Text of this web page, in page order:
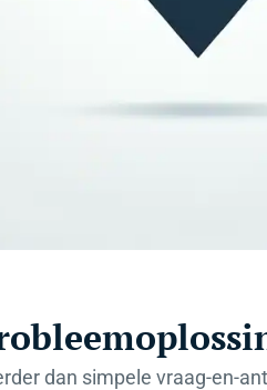
dan simpele vraag-en-